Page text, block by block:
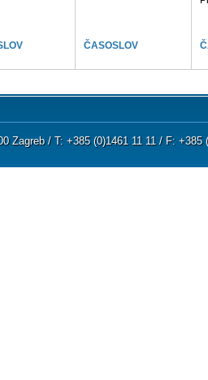
ČASOSLOV
Zagreb / T: +385 (0)1461 11 11 / F: